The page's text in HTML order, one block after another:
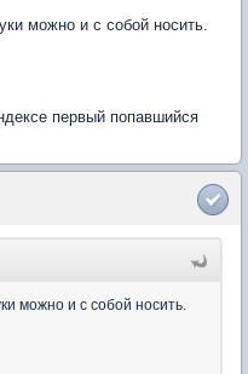
можно и с собой носить.
первый попавшийся
можно и с собой носить.